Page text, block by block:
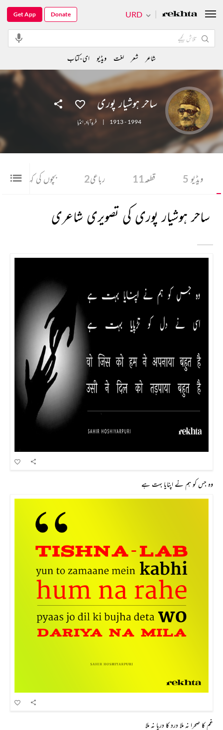
ساحر ہوشیار پوری
1913 - 1994
| فریدآباد,انڈیا
ویڈیو 5 قطعہ11 رباعی2 بچوں کی کہانی 1
ساحر ہوشیار پوری کی تصویری شاعری
وہ جس کو ہم نے اپنایا بہت ہے
غم کا صحرا نہ ملا درد کا دریا نہ ملا
URD
Get App Donate
شاعر شعر لغت ویڈیو ای-کتاب